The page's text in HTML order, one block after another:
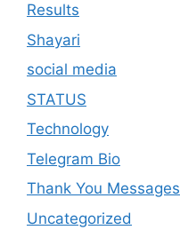
Results
Shayari
social media
STATUS
Technology
Telegram Bio
Thank You Messages
Uncategorized